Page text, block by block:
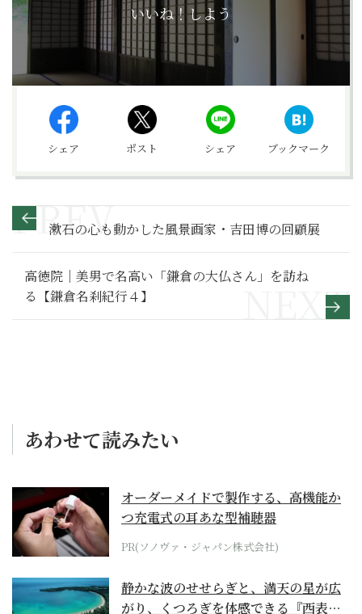
いいね！しよう
シェア ポスト シェア ブックマーク
漱石の心も動かした風景画家・吉田博の回顧展
高徳院｜美男で名高い「鎌倉の大仏さん」を訪ね
る【鎌倉名刹紀行４】
あわせて読みたい
オーダーメイドで製作する、高機能か
つ充電式の耳あな型補聴器
PR(ソノヴァ・ジャパン株式会社)
静かな波のせせらぎと、満天の星が広
がり、くつろぎを体感できる『西表島